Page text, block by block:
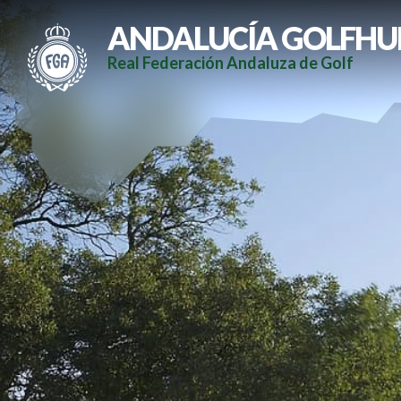
ANDALUCÍA
Real Federación Andaluza de Golf